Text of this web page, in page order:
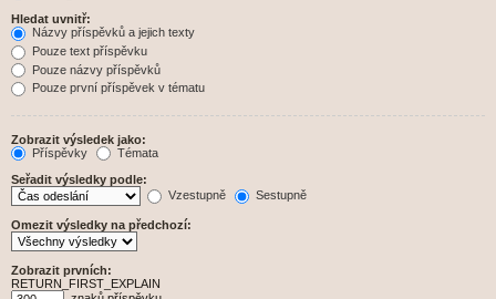
Hledat uvnitř:
Názvy příspěvků a jejich texty
Pouze text příspěvku
Pouze názvy příspěvků
Pouze první příspěvek v tématu
Zobrazit výsledek jako:
Příspěvky
Témata
Seřadit výsledky podle:
Vzestupně
Sestupně
Omezit výsledky na předchozí:
Zobrazit prvních:
RETURN_FIRST_EXPLAIN